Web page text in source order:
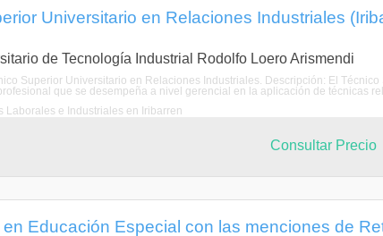
Universitario en Relaciones Industriales
de Tecnología Industrial Rodolfo Loero Arismendi
Superior Universitario en Relaciones Industriales. Descripción: El
que se desempeña a nivel gerencial en la aplicación de técnicas
Laborales e Industriales en Iribarren
Consultar Precio
Educación Especial con las menciones de